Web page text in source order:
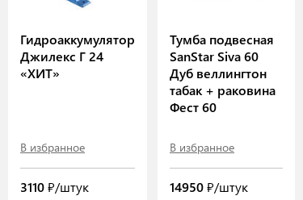
Гидроаккумулятор
Джилекс Г 24
«ХИТ»
В избранное
3110₽/штук
Тумба подвесная
SanStar Siva 60
Дуб веллингтон
табак + раковина
Фест 60
В избранное
14950₽/штук